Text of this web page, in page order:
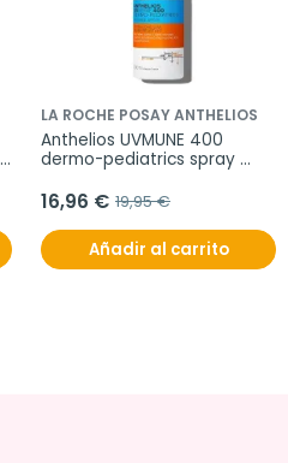
LA ROCHE POSAY ANTHELIOS
Anthelios UVMUNE 400
dermo-pediatrics spray
16,96 € 19,95 €
Añadir al carrito